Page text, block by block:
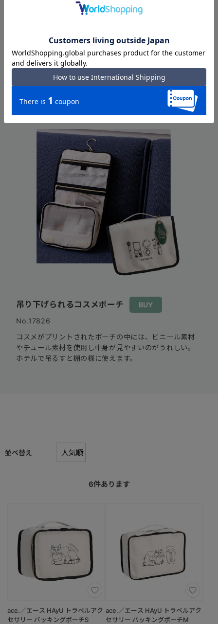
フラットポーチセット
香水瓶と香箱座りのネコのプリントで並べても可愛いポー
チセット。バラバラに使うこともストラップでまとめて
使うこともできます。クリアポーチは機内への液体物持ち
吊り下げられるコスメポーチ
BUY
No.17826
コスメがプリントされたポーチの中には、ビニール素材
やチュール素材を使用し中身が見やすいのがうれしい。
ホテルで吊るすと棚の様に使えます。
並べ替え
6件あります
ace.／エース HAyU トラベルアク
セサリー パッキングポーチS
ace.／エース HAyU トラベルアク
セサリー パッキングポーチM